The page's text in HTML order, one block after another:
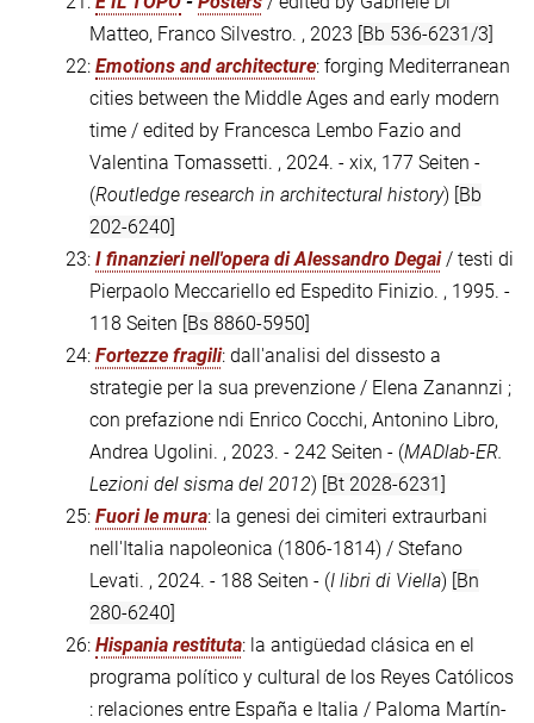
Matteo, Franco Silvestro. , 2023 [Bb 536-6231/3]
22: Emotions and architecture: forging Mediterranean
cities between the Middle Ages and early modern
time / edited by Francesca Lembo Fazio and
Valentina Tomassetti. , 2024. - xix, 177 Seiten -
(Routledge research in architectural history) [Bb
202-6240]
23: I finanzieri nell'opera di Alessandro Degai/ testi di
Pierpaolo Meccariello ed Espedito Finizio. , 1995. -
118 Seiten [Bs 8860-5950]
24: Fortezze fragili: dall'analisi del dissesto a
strategie per la sua prevenzione / Elena Zanannzi ;
con prefazione ndi Enrico Cocchi, Antonino Libro,
Andrea Ugolini. , 2023. - 242 Seiten - (MADlab-ER.
Lezioni del sisma del 2012) [Bt 2028-6231]
25: Fuori le mura: la genesi dei cimiteri extraurbani
nell'Italia napoleonica (1806-1814) / Stefano
Levati. , 2024. - 188 Seiten - (I libri di Viella) [Bn
280-6240]
26: Hispania restituta: la antigüedad clásica en el
programa político y cultural de los Reyes Católicos
: relaciones entre España e Italia / Paloma Martín-